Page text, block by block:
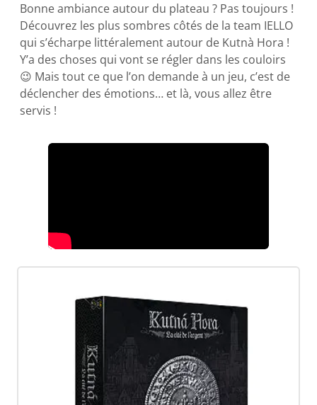
Bonne ambiance autour du plateau ? Pas toujours !
Découvrez les plus sombres côtés de la team IELLO
qui s’écharpe littéralement autour de Kutnà Hora !
Y’a des choses qui vont se régler dans les couloirs
😉 Mais tout ce que l’on demande à un jeu, c’est de
déclencher des émotions… et là, vous allez être
servis !